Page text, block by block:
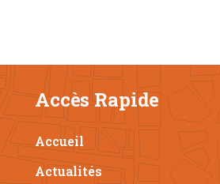
Accès Rapide
Accueil
Actualités